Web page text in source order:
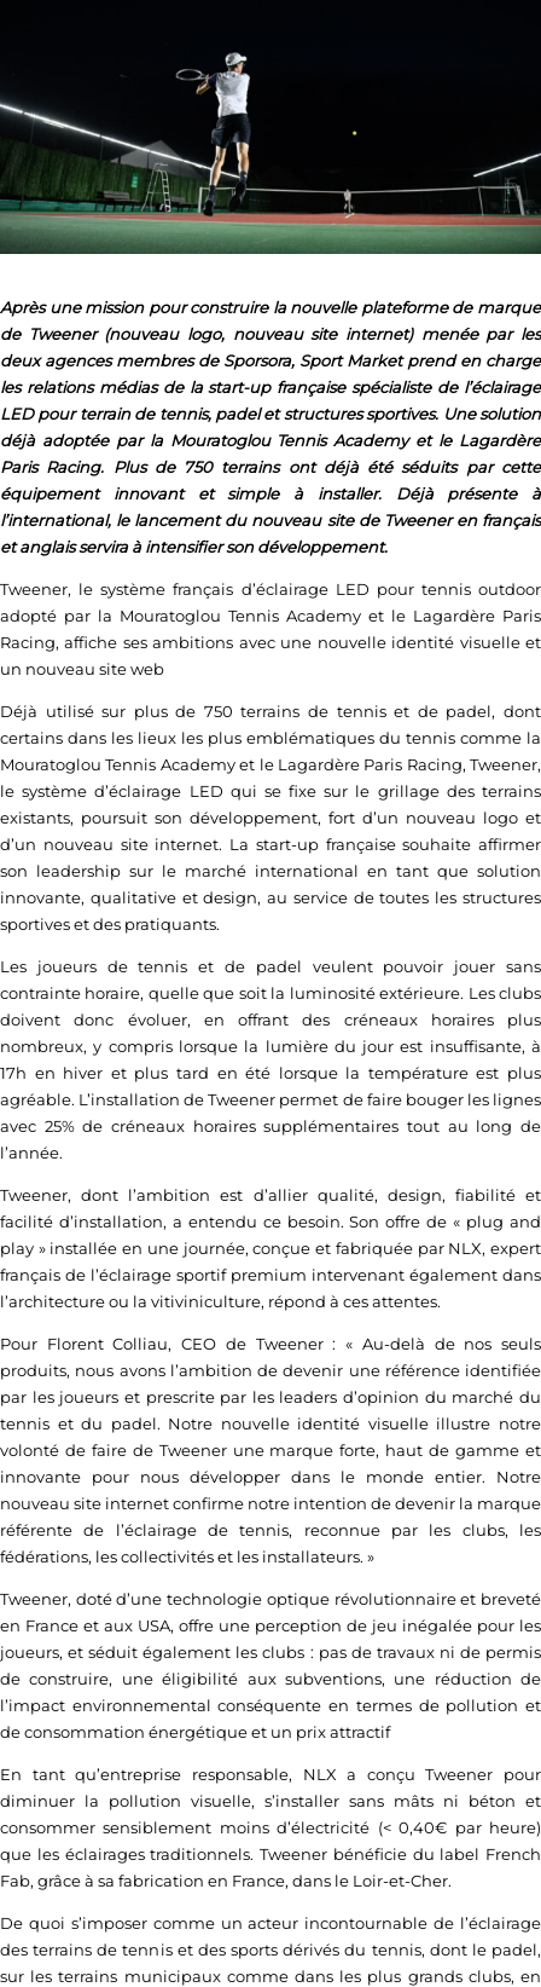
Après une mission pour construire la nouvelle plateforme de marque
de Tweener (nouveau logo, nouveau site internet) menée par les
deux agences membres de Sporsora, Sport Market prend en charge
les relations médias de la start-up française spécialiste de l’éclairage
LED pour terrain de tennis, padel et structures sportives. Une solution
déjà adoptée par la Mouratoglou Tennis Academy et le Lagardère
Paris Racing. Plus de 750 terrains ont déjà été séduits par cette
équipement innovant et simple à installer. Déjà présente à
l’international, le lancement du nouveau site de Tweener en français
et anglais servira à intensifier son développement.
Tweener, le système français d’éclairage LED pour tennis outdoor
adopté par la Mouratoglou Tennis Academy et le Lagardère Paris
Racing, affiche ses ambitions avec une nouvelle identité visuelle et
un nouveau site web
Déjà utilisé sur plus de 750 terrains de tennis et de padel, dont
certains dans les lieux les plus emblématiques du tennis comme la
Mouratoglou Tennis Academy et le Lagardère Paris Racing, Tweener,
le système d’éclairage LED qui se fixe sur le grillage des terrains
existants, poursuit son développement, fort d’un nouveau logo et
d’un nouveau site internet. La start-up française souhaite affirmer
son leadership sur le marché international en tant que solution
innovante, qualitative et design, au service de toutes les structures
sportives et des pratiquants.
Les joueurs de tennis et de padel veulent pouvoir jouer sans
contrainte horaire, quelle que soit la luminosité extérieure. Les clubs
doivent donc évoluer, en offrant des créneaux horaires plus
nombreux, y compris lorsque la lumière du jour est insuffisante, à
17h en hiver et plus tard en été lorsque la température est plus
agréable. L’installation de Tweener permet de faire bouger les lignes
avec 25% de créneaux horaires supplémentaires tout au long de
l’année.
Tweener, dont l’ambition est d’allier qualité, design, fiabilité et
facilité d’installation, a entendu ce besoin. Son offre de « plug and
play » installée en une journée, conçue et fabriquée par NLX, expert
français de l’éclairage sportif premium intervenant également dans
l’architecture ou la vitiviniculture, répond à ces attentes.
Pour Florent Colliau, CEO de Tweener : « Au-delà de nos seuls
produits, nous avons l’ambition de devenir une référence identifiée
par les joueurs et prescrite par les leaders d’opinion du marché du
tennis et du padel. Notre nouvelle identité visuelle illustre notre
volonté de faire de Tweener une marque forte, haut de gamme et
innovante pour nous développer dans le monde entier. Notre
nouveau site internet confirme notre intention de devenir la marque
référente de l’éclairage de tennis, reconnue par les clubs, les
fédérations, les collectivités et les installateurs. »
Tweener, doté d’une technologie optique révolutionnaire et breveté
en France et aux USA, offre une perception de jeu inégalée pour les
joueurs, et séduit également les clubs : pas de travaux ni de permis
de construire, une éligibilité aux subventions, une réduction de
l’impact environnemental conséquente en termes de pollution et
de consommation énergétique et un prix attractif
En tant qu’entreprise responsable, NLX a conçu Tweener pour
diminuer la pollution visuelle, s’installer sans mâts ni béton et
consommer sensiblement moins d’électricité (< 0,40€ par heure)
que les éclairages traditionnels. Tweener bénéficie du label French
Fab, grâce à sa fabrication en France, dans le Loir-et-Cher.
De quoi s’imposer comme un acteur incontournable de l’éclairage
des terrains de tennis et des sports dérivés du tennis, dont le padel,
sur les terrains municipaux comme dans les plus grands clubs, en